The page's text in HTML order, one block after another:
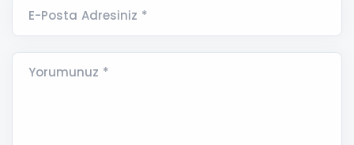
E-Posta Adresiniz *
Yorumunuz *